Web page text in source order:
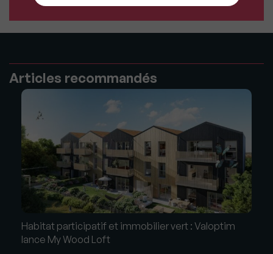
Articles recommandés
Habitat participatif et immobilier vert : Valoptim
lance My Wood Loft